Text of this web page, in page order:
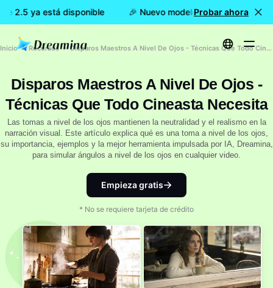
2.5 ya está disponible 🎉 Nuevo modelo DISPONIBLE:
Probar ahora
Inicio Recursos Disparos Maestros A Nivel De Ojos - Técnicas Que Todo Cineasta Necesita
Disparos Maestros A Nivel De Ojos -
Técnicas Que Todo Cineasta Necesita
Las tomas a nivel de los ojos mantienen la neutralidad y el realismo en la
narración visual. Este artículo explica qué es una toma a nivel de los ojos,
su importancia, ejemplos y la mejor herramienta impulsada por IA, Dreamina,
para simular ángulos a nivel de los ojos en cualquier video.
Empieza gratis
* No se requiere tarjeta de crédito